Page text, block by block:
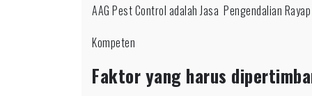
AAG Pest Control adalah Jasa Pengendalian Rayap
Kompeten
Faktor yang harus